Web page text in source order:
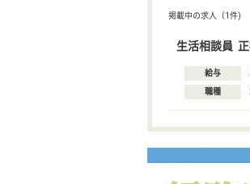
掲載中の求人（1件)
生活相談員
給与
職種